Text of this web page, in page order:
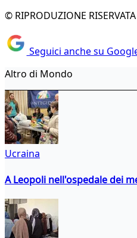
© RIPRODUZIONE RISERVATA
Seguici anche su
Altro di Mondo
Ucraina
A Leopoli nell'ospedale dei